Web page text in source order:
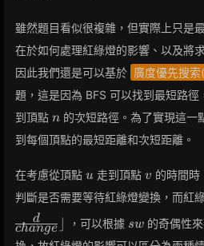
雖然題目看似很複雜，但實際上只是
在於如何處理紅綠燈的影響、以及將
因此我們還是可以基於 廣度優先搜索
題，這是因為 BFS 可以找到最短路
到頂點 n
n 的次短路徑。為了實現這一
到每個頂點的最短距離和次短距離。
在考慮從頂點 u
u 走到頂點 v
v 的時間時
判斷是否需要等待紅綠燈變換，而紅
change
d ⌋ ，可以根據 sw
sw 的奇偶性